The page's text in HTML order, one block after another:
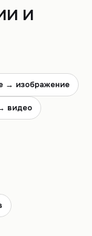
и
→ изображение
видео